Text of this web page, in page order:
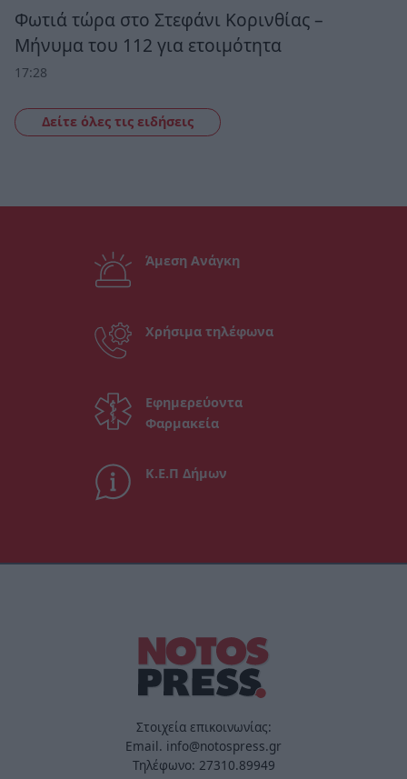
Φωτιά τώρα στο Στεφάνι Κορινθίας –
Μήνυμα του 112 για ετοιμότητα
17:28
Δείτε όλες τις ειδήσεις
Άμεση Ανάγκη
Χρήσιμα τηλέφωνα
Εφημερεύοντα
Φαρμακεία
Κ.Ε.Π Δήμων
Στοιχεία επικοινωνίας:
Email. info@notospress.gr
Τηλέφωνο: 27310.89949